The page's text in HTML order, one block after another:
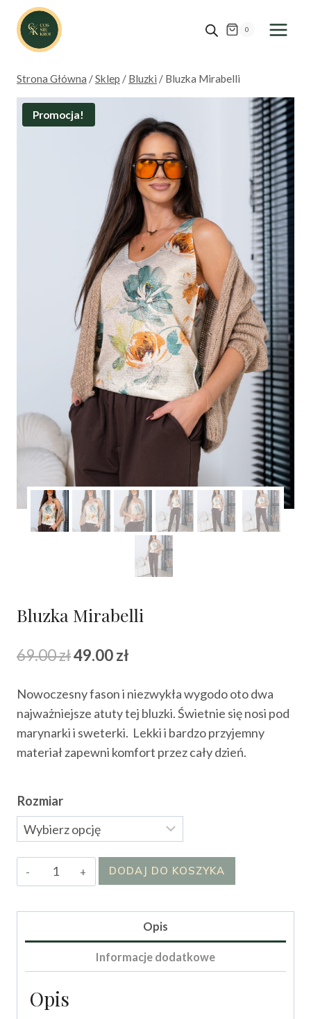
Przejdź
treści
0
Strona Główna /Sklep / Bluzki / Bluzka Mirabelli
Promocja!
Bluzka Mirabelli
69.00złPierwotna
wynosiła:
69.00 zł.
49.00zł
wynosi:
49.00 zł.
Nowoczesny fason i niezwykła wygodo oto dwa
najważniejsze atuty tej bluzki. Świetnie się nosi pod
marynarki i sweterki. Lekki i bardzo przyjemny
materiał zapewni komfort przez cały dzień.
Rozmiar
ilość
Bluzka
DODAJ DO KOSZYKA
Opis
Informacje dodatkowe
Opis